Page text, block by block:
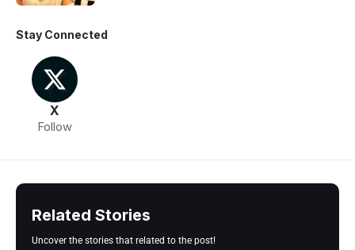
Stay Connected
X
Follow
Related Stories
Uncover the stories that related to the post!